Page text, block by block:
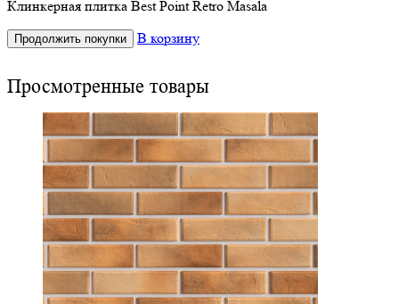
Клинкерная плитка Best Point Retro Masala
Продолжить покупки В корзину
Просмотренные товары